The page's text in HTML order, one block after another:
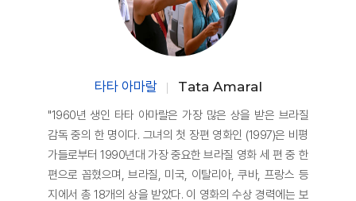
타타 아마랄 Tata Amaral
"1960년 생인 타타 아마랄은 가장 많은 상을 받은 브라질
감독 중의 한 명이다. 그녀의 첫 장편 영화인 (1997)은 비평
가들로부터 1990년대 가장 중요한 브라질 영화 세 편 중 한
편으로 꼽혔으며, 브라질, 미국, 이탈리아, 쿠바, 프랑스 등
지에서 총 18개의 상을 받았다. 이 영화의 수상 경력에는 보